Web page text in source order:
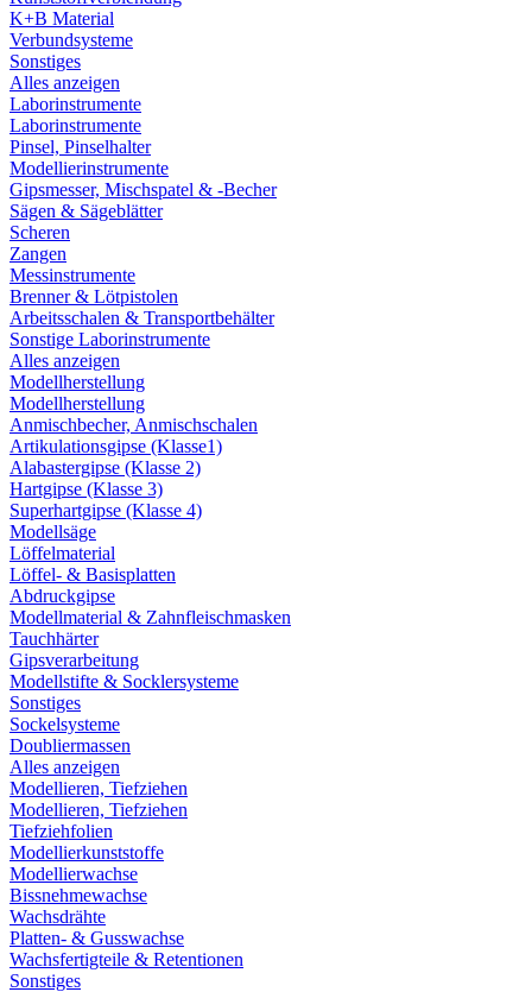
K+B Material
Verbundsysteme
Sonstiges
Alles anzeigen
Laborinstrumente
Laborinstrumente
Pinsel, Pinselhalter
Modellierinstrumente
Gipsmesser, Mischspatel & -Becher
Sägen & Sägeblätter
Scheren
Zangen
Messinstrumente
Brenner & Lötpistolen
Arbeitsschalen & Transportbehälter
Sonstige Laborinstrumente
Alles anzeigen
Modellherstellung
Modellherstellung
Anmischbecher, Anmischschalen
Artikulationsgipse (Klasse1)
Alabastergipse (Klasse 2)
Hartgipse (Klasse 3)
Superhartgipse (Klasse 4)
Modellsäge
Löffelmaterial
Löffel- & Basisplatten
Abdruckgipse
Modellmaterial & Zahnfleischmasken
Tauchhärter
Gipsverarbeitung
Modellstifte & Socklersysteme
Sonstiges
Sockelsysteme
Doubliermassen
Alles anzeigen
Modellieren, Tiefziehen
Modellieren, Tiefziehen
Tiefziehfolien
Modellierkunststoffe
Modellierwachse
Bissnehmewachse
Wachsdrähte
Platten- & Gusswachse
Wachsfertigteile & Retentionen
Sonstiges